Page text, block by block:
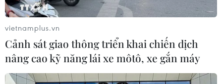
vietnamplus.vn
Cảnh sát giao thông triển khai chiến dịch
nâng cao kỹ năng lái xe môtô, xe gắn máy